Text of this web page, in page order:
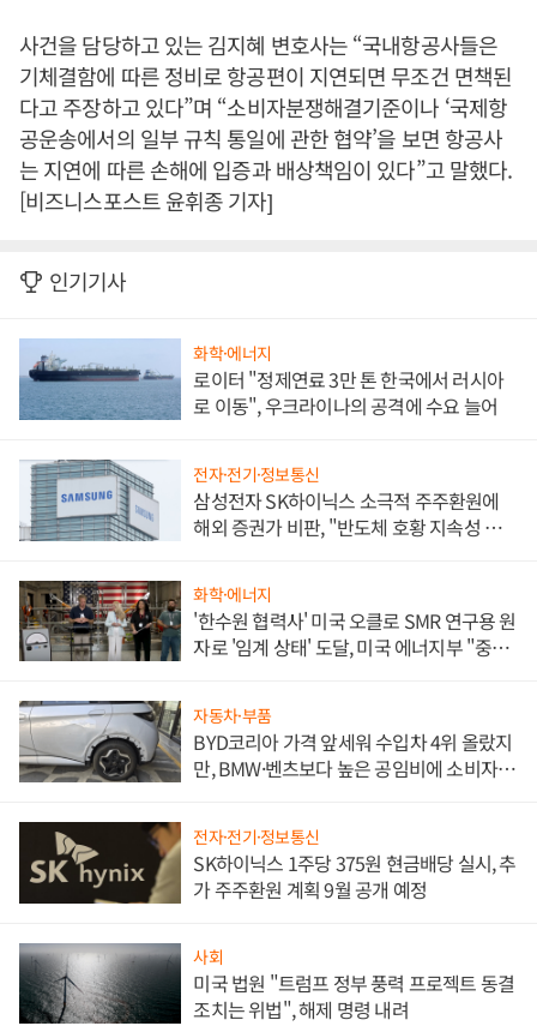
사건을 담당하고 있는 김지혜 변호사는 “국내항공사들은
기체결함에 따른 정비로 항공편이 지연되면 무조건 면책된
다고 주장하고 있다”며 “소비자분쟁해결기준이나 ‘국제항
공운송에서의 일부 규칙 통일에 관한 협약’을 보면 항공사
는 지연에 따른 손해에 입증과 배상책임이 있다”고 말했다.
[비즈니스포스트 윤휘종 기자]
인기기사
화학·에너지
로이터 "정제연료 3만 톤 한국에서 러시아
로 이동", 우크라이나의 공격에 수요 늘어
전자·전기·정보통신
삼성전자 SK하이닉스 소극적 주주환원에
해외 증권가 비판, "반도체 호황 지속성 의
화학·에너지
'한수원 협력사' 미국 오클로 SMR 연구용 원
자로 '임계 상태' 도달, 미국 에너지부 "중요
자동차·부품
BYD코리아 가격 앞세워 수입차 4위 올랐지
만, BMW·벤츠보다 높은 공임비에 소비자
전자·전기·정보통신
SK하이닉스 1주당 375원 현금배당 실시, 추
가 주주환원 계획 9월 공개 예정
사회
미국 법원 "트럼프 정부 풍력 프로젝트 동결
조치는 위법", 해제 명령 내려